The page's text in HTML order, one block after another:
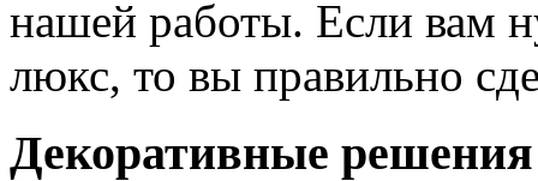
нашей работы. Если вам
люкс, то вы правильно
Декоративные решения